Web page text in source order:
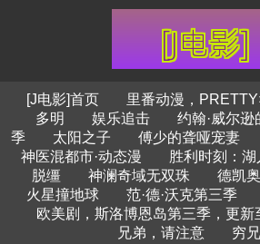
[J电影]首页
里番动漫，
多明
娱乐追击
约翰·威尔
季
太阳之子 傅少的聋哑宠妻
神医混都市·动态漫
胜利时刻：
脱缰
神澜奇域无双珠 德凯
火星撞地球
范·德·沃克第三季
欧美剧，斯洛博恩岛第三季，更新
兄弟，请注意
穷